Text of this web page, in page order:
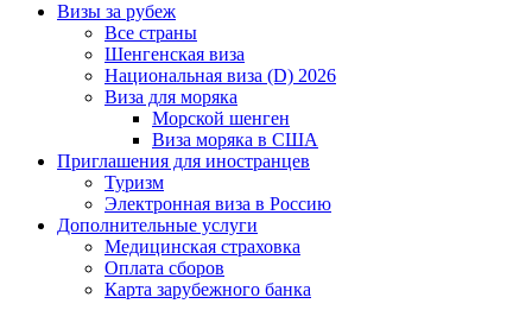
Визы за рубеж
Все страны
Шенгенская виза
Национальная виза (D) 2026
Виза для моряка
Морской шенген
Виза моряка в США
Приглашения для иностранцев
Туризм
Электронная виза в Россию
Дополнительные услуги
Медицинская страховка
Оплата сборов
Карта зарубежного банка